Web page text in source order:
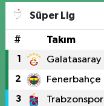
Süper Lig
# Takım
1 Galatasaray
2 Fenerbahçe
3 Trabzonspor